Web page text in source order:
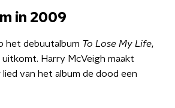
in 2009
het debuutalbum To Lose My Life,
Harry McVeigh maakt
lied van het album de dood een